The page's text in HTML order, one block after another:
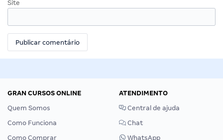
Site
GRAN CURSOS ONLINE
Quem Somos
Como Funciona
Como Comprar
ATENDIMENTO
Central de ajuda
Chat
WhatsApp